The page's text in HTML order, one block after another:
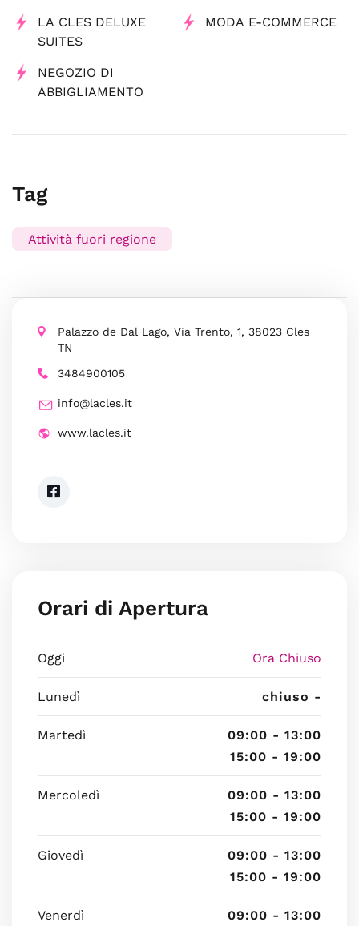
LA CLES DELUXE
SUITES
MODA E-COMMERCE
NEGOZIO DI
ABBIGLIAMENTO
Tag
Attività fuori regione
Palazzo de Dal Lago, Via Trento, 1, 38023 Cles
TN
3484900105
info@lacles.it
www.lacles.it
Orari di Apertura
Oggi Ora Chiuso
Lunedì chiuso -
Martedì
09:00 - 13:00
15:00 - 19:00
Mercoledì
09:00 - 13:00
15:00 - 19:00
Giovedì
09:00 - 13:00
15:00 - 19:00
Venerdì
09:00 - 13:00